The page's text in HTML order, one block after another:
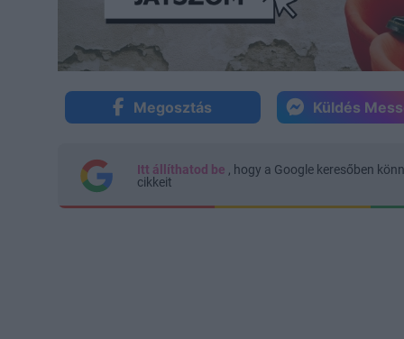
Megosztás Küldés
Itt állíthatod be , hogy a Google keresőben
cikkeit